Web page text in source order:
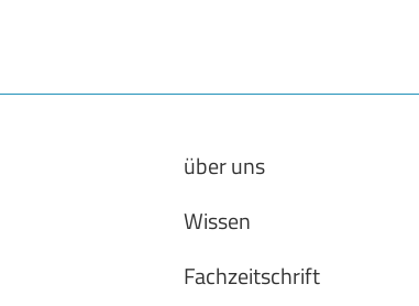
über uns
Wissen
Fachzeitschrift